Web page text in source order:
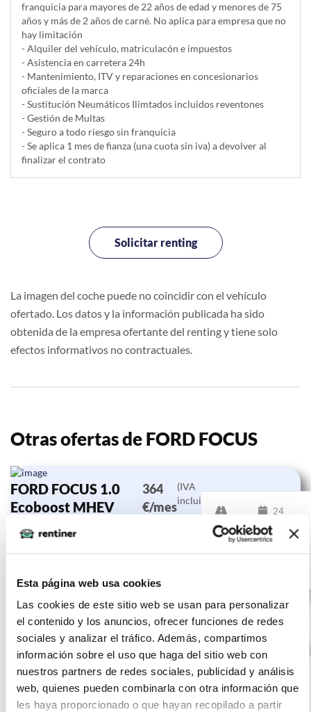
Esta página web usa cookies
Las cookies de este sitio web se usan para personalizar
el contenido y los anuncios, ofrecer funciones de redes
sociales y analizar el tráfico. Además, compartimos
información sobre el uso que haga del sitio web con
nuestros partners de redes sociales, publicidad y análisis
web, quienes pueden combinarla con otra información que
les haya proporcionado o que hayan recopilado a partir
franquicia para mayores de 22 años de edad y menores de 75
años y más de 2 años de carné. No aplica para empresa que no
hay limitación
- Alquiler del vehí­culo, matriculacón e impuestos
- Asistencia en carretera 24h
- Mantenimiento, ITV y reparaciones en concesionarios
oficiales de la marca
- Sustitución Neumáticos Ilimtados incluidos reventones
- Gestión de Multas
- Seguro a todo riesgo sin franquicia
- Se aplica 1 mes de fianza (una cuota sin iva) a devolver al
finalizar el contrato
Solicitar renting
La imagen del coche puede no coincidir con el vehículo
ofertado. Los datos y la información publicada ha sido
obtenida de la empresa ofertante del renting y tiene solo
efectos informativos no contractuales.
Otras ofertas de FORD FOCUS
FORD FOCUS 1.0
Ecoboost MHEV
92kW ST-Line
364
€/mes
(IVA
incluido)
10000 km
24
meses
FORD FOCUS 1.5
Ecoblue 88kW
Titanium
337
€/mes
(IVA
incluido)
10000
km
24
meses